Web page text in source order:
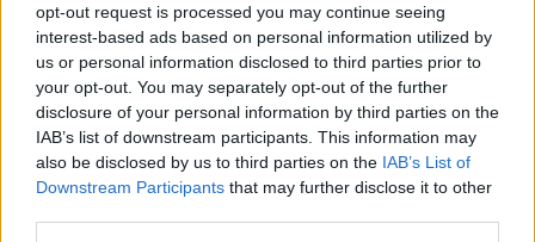
opt-out request is processed you may continue seeing
interest-based ads based on personal information utilized by
us or personal information disclosed to third parties prior to
your opt-out. You may separately opt-out of the further
disclosure of your personal information by third parties on the
IAB’s list of downstream participants. This information may
also be disclosed by us to third parties on the IAB’s List of
Downstream Participants that may further disclose it to other
Szintén vasárnap Balatonfüreden, a Koloska-völgyben Jókai-
bableves készítésében mérhetik össze tudásukat a
vállalkozó kedvűek, a színpadon a Városok-Falvak
Szövetsége tagjai és a díszvendég Opatija
néptánccsoportjai lépnek fel. A versenyen évről-évre 7-800
fő vesz részt, 50-60 csapat méri össze főzőtudományát jó
hangulatban.